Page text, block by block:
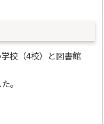
校（4校）と図書館
。